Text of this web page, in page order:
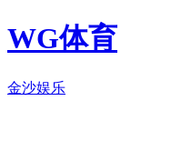
WG体育
金沙娱乐